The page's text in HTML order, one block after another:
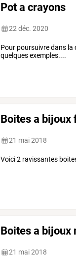
Pot a crayons
22 déc. 2020
Pour poursuivre dans
quelques exemples....
Boites a bijoux
21 mai 2018
Voici 2 ravissantes
Boites a bijoux
21 mai 2018